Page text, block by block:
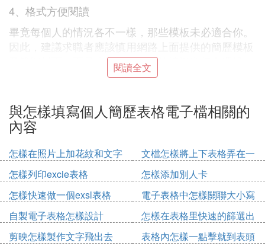
4、格式方便閱讀
畢竟每個人的情況各不一樣，那些模板未必適合你。
因此，建議求職者應該慎用網路上面提供的簡歷模板
及簡歷封面，而是應該根據自身的情況進行合理設
計。正常情況下，一份簡歷只要包含：個人基本信
即可，個人可視具體情況添加。
5、邏輯清晰，層次分明
要注意語言表達技巧、描述要嚴密，上下內容的銜接
要合理，教育及工作經歷可採用倒敘的表達方式，重
點部分可放在簡歷最前面。
6、客觀真實
誠信是做人之根本，事業之根基。一個不講誠信的
人，很難在社會上立足。同理，如果你在簡歷中弄虛
閱讀全文
與怎樣填寫個人簡歷表格電子檔相關的
內容
怎樣在照片上加花紋和文字
文檔怎樣將上下表格弄在一
起
怎樣列印excie表格
怎樣添加別人卡
怎樣快速做一個exsl表格
電子表格中怎樣關聯大小寫
自製電子表格怎樣設計
怎樣在表格里快速的篩選出
年齡
剪映怎樣製作文字飛出去 表格內怎樣一點擊就到表頭